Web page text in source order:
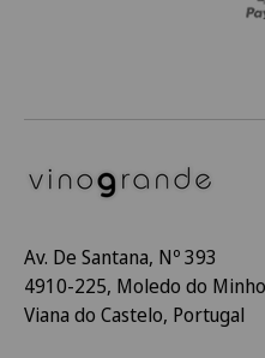
Av. De Santana, Nº 393
4910-225, Moledo do Minho
Viana do Castelo, Portugal